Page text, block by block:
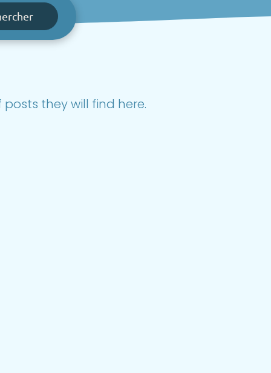
they will find here.